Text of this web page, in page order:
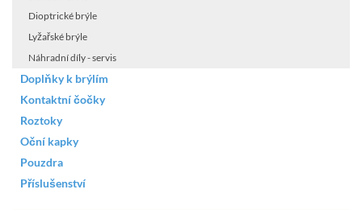
Dioptrické brýle
Lyžařské brýle
Náhradní díly - servis
Doplňky k brýlím
Kontaktní čočky
Roztoky
Oční kapky
Pouzdra
Příslušenství